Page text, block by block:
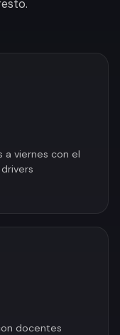
a viernes con el
docentes